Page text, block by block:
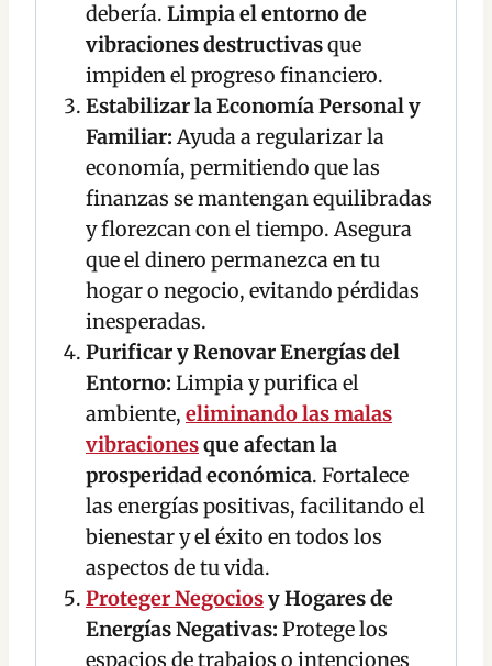
debería. Limpia el entorno de
vibraciones destructivasque
impiden el progreso financiero.
Estabilizar la Economía Personal y
Familiar:Ayuda a regularizar la
economía, permitiendo que las
finanzas se mantengan equilibradas
y florezcan con el tiempo. Asegura
que el dinero permanezca en tu
hogar o negocio, evitando pérdidas
inesperadas.
Purificar y Renovar Energías del
Entorno: Limpia y purifica el
ambiente, eliminando las malas
vibracionesque afectan la
prosperidad económica. Fortalece
las energías positivas, facilitando el
bienestar y el éxito en todos los
aspectos de tu vida.
Proteger Negociosy Hogares de
Energías Negativas: Protege los
espacios de trabajos o intenciones